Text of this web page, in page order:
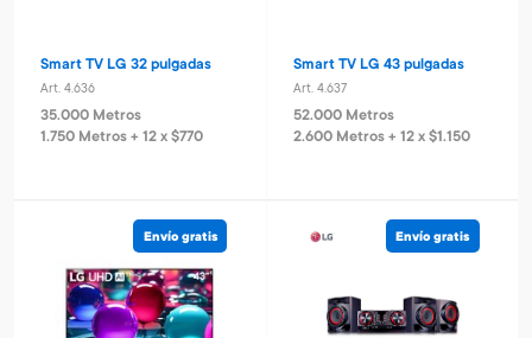
Smart TV LG 32 pulgadas
Art. 4.636
35.000 Metros
1.750 Metros + 12 x $770
Smart TV LG 43 pulgadas
Art. 4.637
52.000 Metros
2.600 Metros + 12 x $1.150
Envío gratis Envío gratis